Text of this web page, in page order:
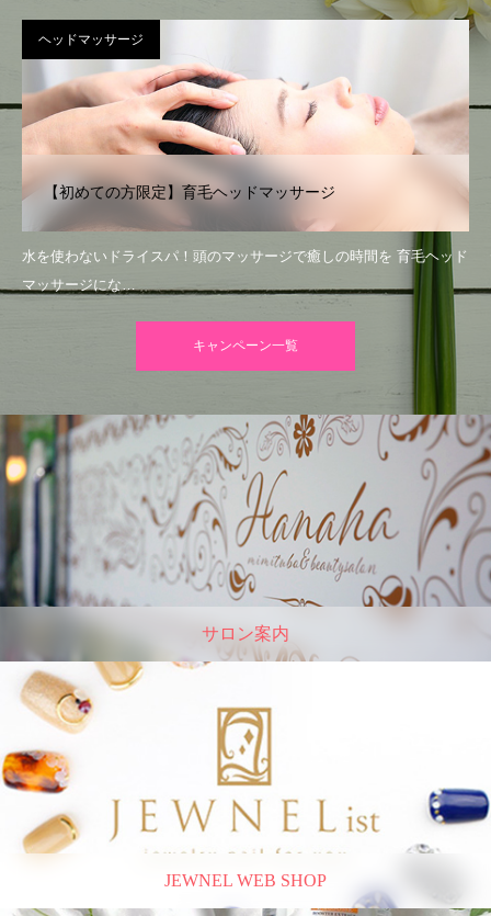
ヘッドマッサージ
【初めての方限定】育毛ヘッドマッサージ
水を使わないドライスパ！頭のマッサージで癒しの時間を 育毛ヘッド
マッサージにな…
キャンペーン一覧
サロン案内
JEWNEL WEB SHOP